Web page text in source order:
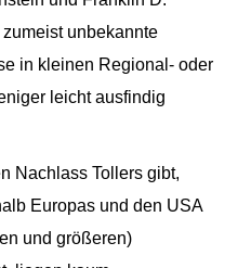
unbekannte
in kleinen Regional- oder
leicht ausfindig
Nachlass Tollers gibt,
Europas und den USA
und größeren)